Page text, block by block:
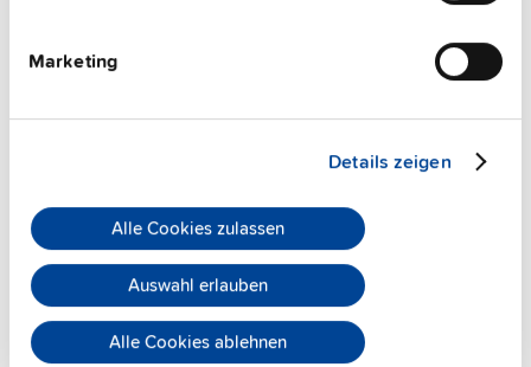
Marketing
Details zeigen
Alle Cookies zulassen
Auswahl erlauben
Alle Cookies ablehnen
Online
can be arranged with our teams based in
Application Support
PULS has successfully established an experienced
team of application engineers to offer you the
maximum technical support
. They are always at